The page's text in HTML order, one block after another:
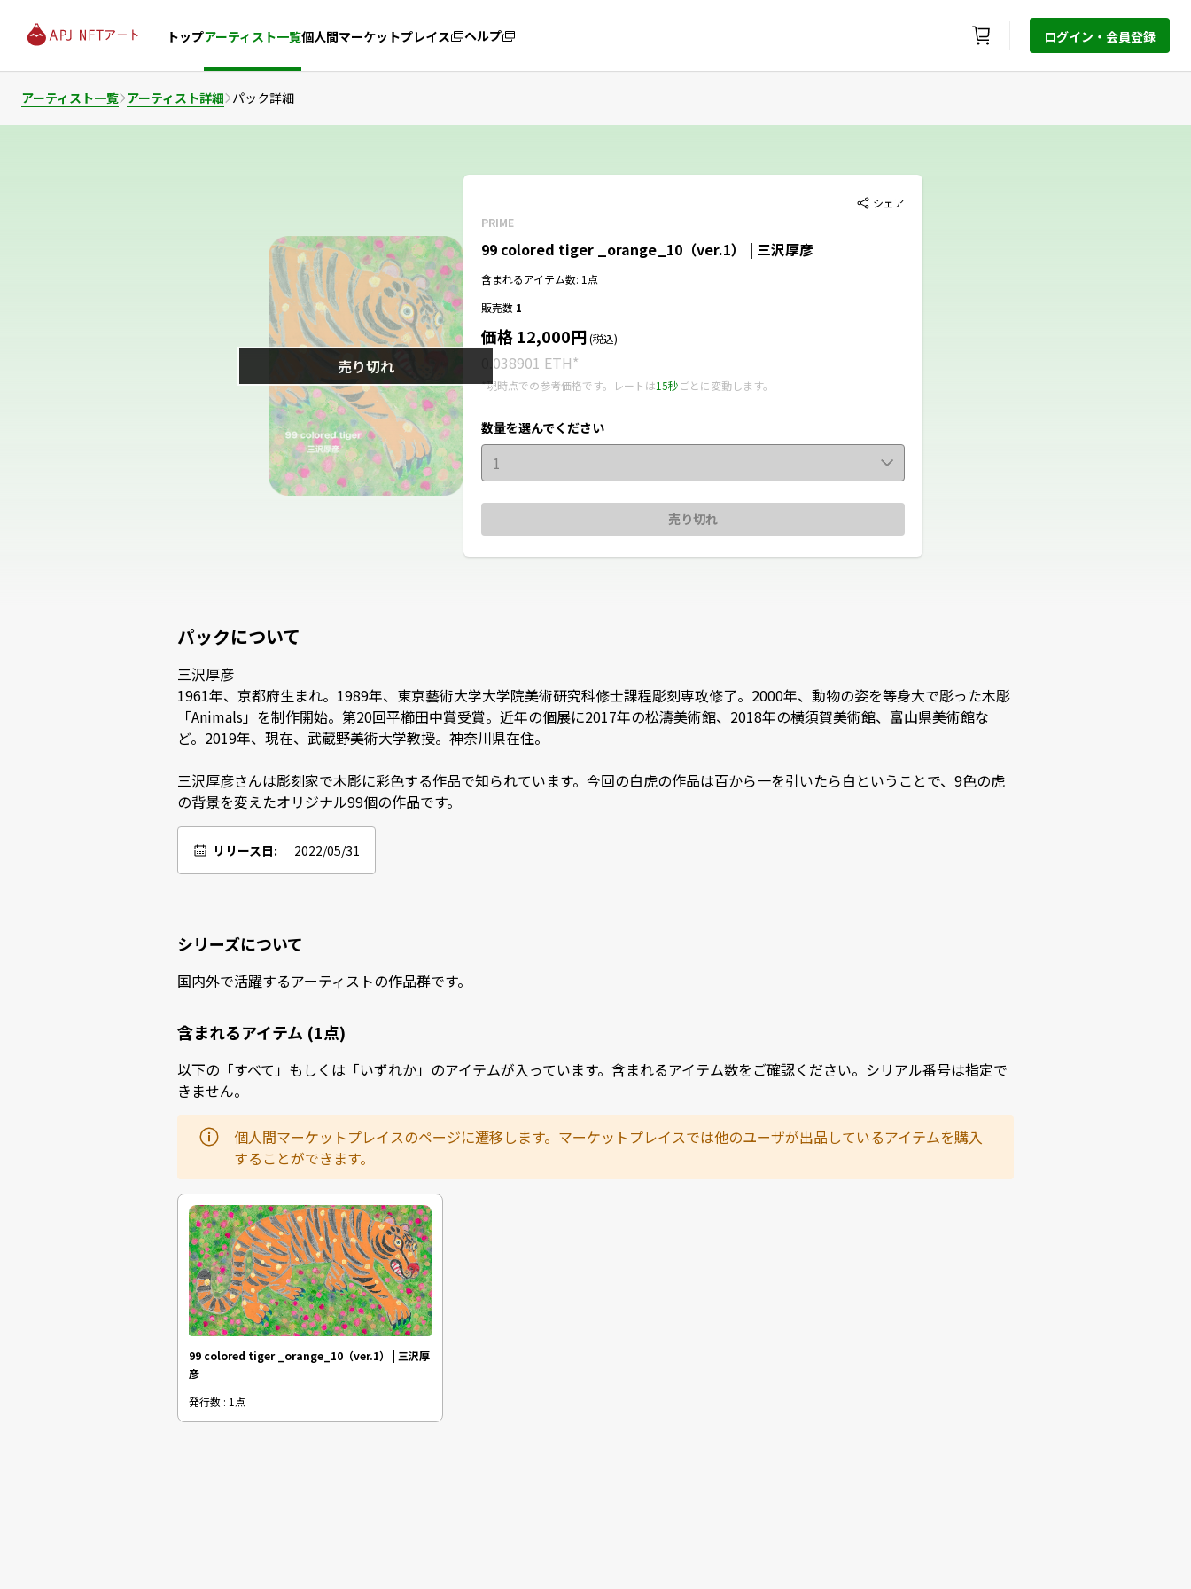
トップアーティスト一覧個人間マーケットプレイス ヘルプ ログイン・会員登録
アーティスト一覧 アーティスト詳細 パック詳細
売り切れ
シェア
PRIME
99 colored tiger _orange_10（ver.1） | 三沢厚彦
含まれるアイテム数: 1点
販売数 1
価格 12,000円(税込)
0.038901 ETH*
*現時点での参考価格です。レートは15秒ごとに変動します。
数量を選んでください
1
売り切れ
パックについて
三沢厚彦
1961年、京都府生まれ。1989年、東京藝術大学大学院美術研究科修士課程彫刻専攻修了。2000年、動物の姿を等身大で彫った木彫
「Animals」を制作開始。第20回平櫛田中賞受賞。近年の個展に2017年の松濤美術館、2018年の横須賀美術館、富山県美術館な
ど。2019年、現在、武蔵野美術大学教授。神奈川県在住。
三沢厚彦さんは彫刻家で木彫に彩色する作品で知られています。今回の白虎の作品は百から一を引いたら白ということで、9色の虎
の背景を変えたオリジナル99個の作品です。
リリース日: 2022/05/31
シリーズについて
国内外で活躍するアーティストの作品群です。
含まれるアイテム (1点)
以下の「すべて」もしくは「いずれか」のアイテムが入っています。含まれるアイテム数をご確認ください。シリアル番号は指定で
きません。
個人間マーケットプレイスのページに遷移します。マーケットプレイスでは他のユーザが出品しているアイテムを購入
することができます。
99 colored tiger _orange_10（ver.1） | 三沢厚
彦
発行数 : 1点